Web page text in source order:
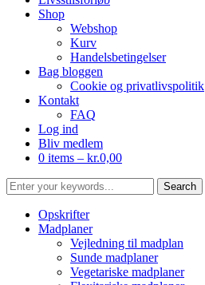
Shop
Webshop
Kurv
Handelsbetingelser
Bag bloggen
Cookie og privatlivspolitik
Kontakt
FAQ
Log ind
Bliv medlem
0 items – kr.0,00
Opskrifter
Madplaner
Vejledning til madplan
Sunde madplaner
Vegetariske madplaner